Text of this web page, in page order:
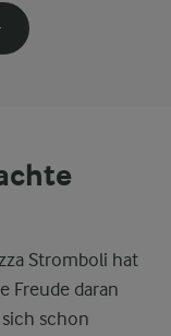
Stromboli hat
Freude daran
schon